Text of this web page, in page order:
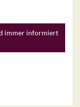
immer informiert